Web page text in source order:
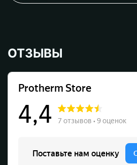
ОТЗЫВЫ